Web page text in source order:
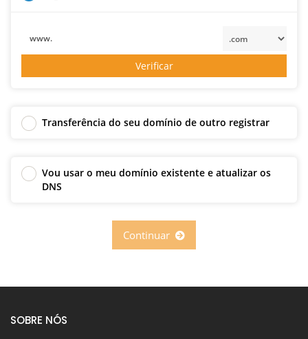
www.
Verificar
Transferência do seu domínio de outro registrar
Vou usar o meu domínio existente e atualizar os
DNS
SOBRE NÓS